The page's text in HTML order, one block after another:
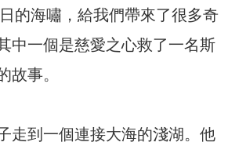
的海嘯，給我們帶來了很多奇
中一個是慈愛之心救了一名斯
故事。
走到一個連接大海的淺湖。他